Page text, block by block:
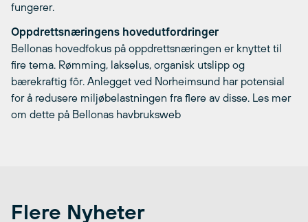
fungerer.
Oppdrettsnæringens hovedutfordringer
Bellonas hovedfokus på oppdrettsnæringen er knyttet til
fire tema. Rømming, lakselus, organisk utslipp og
bærekraftig fôr. Anlegget ved Norheimsund har potensial
for å redusere miljøbelastningen fra flere av disse. Les mer
om dette på Bellonas havbruksweb
Flere Nyheter